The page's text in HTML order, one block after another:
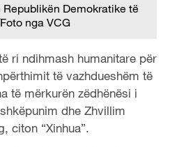
Demokratike të
nga VCG
ri ndihmash humanitare për
të vazhdueshëm të
të mërkurën zëdhënësi i
dhe Zhvillim
citon “Xinhua”.